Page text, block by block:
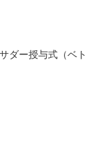
ダー授与式（ベ